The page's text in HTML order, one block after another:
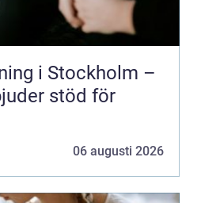
i Stockholm –
stöd för
06 augusti 2026